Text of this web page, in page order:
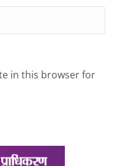
in this browser for